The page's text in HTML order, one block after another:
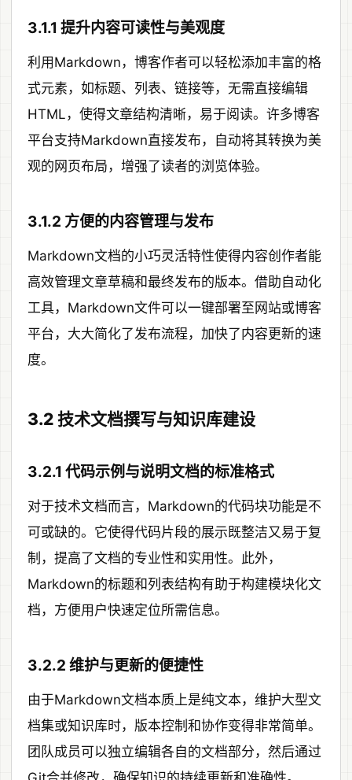
3.1.1 提升内容可读性与美观度
利用Markdown，博客作者可以轻松添加丰富的格
式元素，如标题、列表、链接等，无需直接编辑
HTML，使得文章结构清晰，易于阅读。许多博客
平台支持Markdown直接发布，自动将其转换为美
观的网页布局，增强了读者的浏览体验。
3.1.2 方便的内容管理与发布
Markdown文档的小巧灵活特性使得内容创作者能
高效管理文章草稿和最终发布的版本。借助自动化
工具，Markdown文件可以一键部署至网站或博客
平台，大大简化了发布流程，加快了内容更新的速
度。
3.2 技术文档撰写与知识库建设
3.2.1 代码示例与说明文档的标准格式
对于技术文档而言，Markdown的代码块功能是不
可或缺的。它使得代码片段的展示既整洁又易于复
制，提高了文档的专业性和实用性。此外，
Markdown的标题和列表结构有助于构建模块化文
档，方便用户快速定位所需信息。
3.2.2 维护与更新的便捷性
由于Markdown文档本质上是纯文本，维护大型文
档集或知识库时，版本控制和协作变得非常简单。
团队成员可以独立编辑各自的文档部分，然后通过